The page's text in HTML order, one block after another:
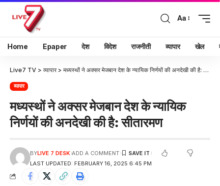
Aa
Home Epaper देश विदेश राजनीती व्यापार खेल
Live7 TV > व्यापार> मध्यस्थों ने अक्सर मेजबान देश के न्यायिक निर्णयों की अनदेखी की है: सीतारमण
व्यापार
मध्यस्थों ने अक्सर मेजबान देश के न्यायिक
निर्णयों की अनदेखी की है: सीतारमण
LAST UPDATED: FEBRUARY 16, 2025 6:45 PM
BYLIVE 7 DESK ADD A COMMENT